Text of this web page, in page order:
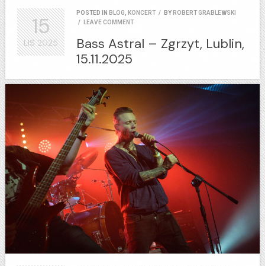
POSTED IN BLOG, KONCERT / BY ROBERT GRABLEWSKI
/
LEAVE COMMENT
Bass Astral – Zgrzyt, Lublin,
15.11.2025
15
LIS2025